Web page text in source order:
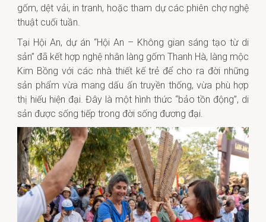
gốm, dệt vải, in tranh, hoặc tham dự các phiên chợ nghệ
thuật cuối tuần.
Tại Hội An, dự án “Hội An – Không gian sáng tạo từ di
sản” đã kết hợp nghệ nhân làng gốm Thanh Hà, làng mộc
Kim Bồng với các nhà thiết kế trẻ để cho ra đời những
sản phẩm vừa mang dấu ấn truyền thống, vừa phù hợp
thị hiếu hiện đại. Đây là một hình thức “bảo tồn động”, di
sản được sống tiếp trong đời sống đương đại.